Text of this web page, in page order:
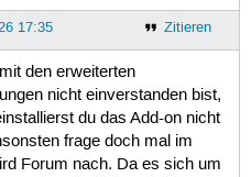
Zitieren
17:35
den erweiterten
nicht einverstanden bist,
du das Add-on nicht
frage doch mal im
Forum nach. Da es sich um